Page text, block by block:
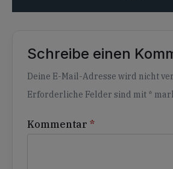
Schreibe einen
Deine E-Mail-Adresse wird nicht
Erforderliche Felder sind mit *
Kommentar *
Alternative: